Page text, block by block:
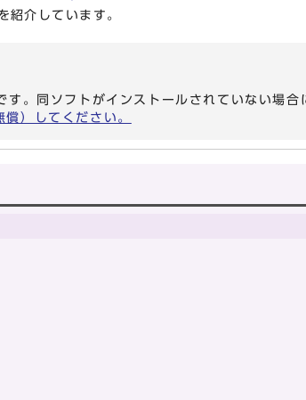
介しています。
。同ソフトがインストールされていない場合
）してください。